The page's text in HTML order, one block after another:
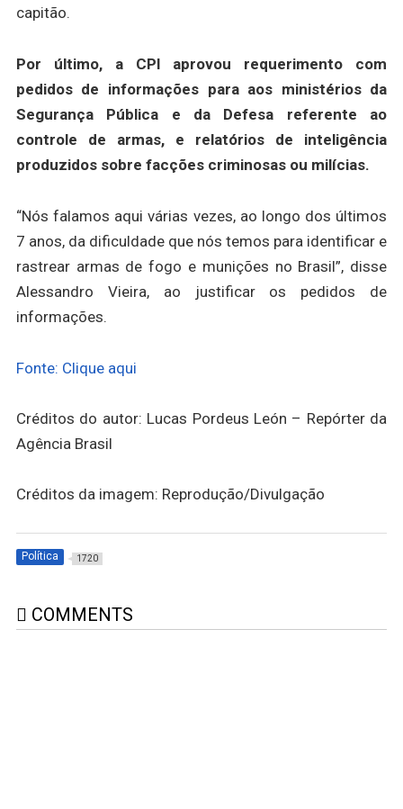
capitão.
Por último, a CPI aprovou requerimento com
pedidos de informações para aos ministérios da
Segurança Pública e da Defesa referente ao
controle de armas, e relatórios de inteligência
produzidos sobre facções criminosas ou milícias.
“Nós falamos aqui várias vezes, ao longo dos últimos
7 anos, da dificuldade que nós temos para identificar e
rastrear armas de fogo e munições no Brasil”, disse
Alessandro Vieira, ao justificar os pedidos de
informações.
Fonte: Clique aqui
Créditos do autor: Lucas Pordeus León – Repórter da
Agência Brasil
Créditos da imagem: Reprodução/Divulgação
Política 1720
COMMENTS